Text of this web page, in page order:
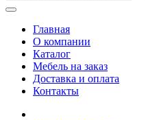
Главная
О компании
Каталог
Мебель на заказ
Доставка и оплата
Контакты